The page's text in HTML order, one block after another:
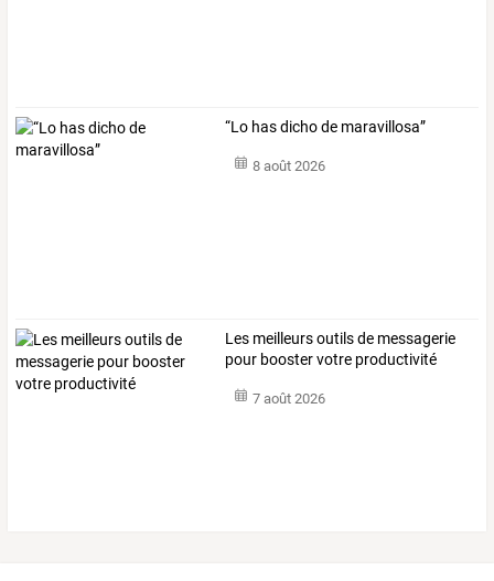
“Lo has dicho de maravillosa”
8 août 2026
Les meilleurs outils de messagerie
pour booster votre productivité
7 août 2026